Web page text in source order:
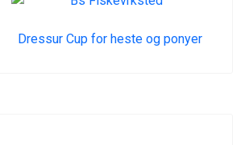
Dressur Cup for heste og ponyer